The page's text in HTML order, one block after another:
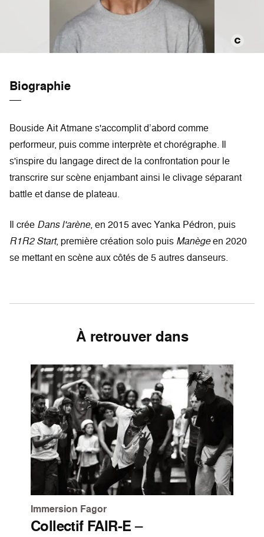
Biographie
Bouside Ait Atmane s'accomplit d’abord comme
performeur, puis comme interprète et chorégraphe. Il
s'inspire du langage direct de la confrontation pour le
transcrire sur scène enjambant ainsi le clivage séparant
battle et danse de plateau.
Il crée Dans l'arène, en 2015 avec Yanka Pédron, puis
R1R2 Start, première création solo puis Manègeen 2020
se mettant en scène aux côtés de 5 autres danseurs.
À retrouver dans
Immersion Fagor
Collectif FAIR-E–